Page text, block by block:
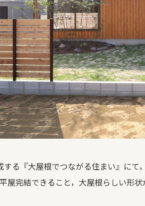
する『大屋根でつながる住まい』に
屋完結できること，大屋根らしい形